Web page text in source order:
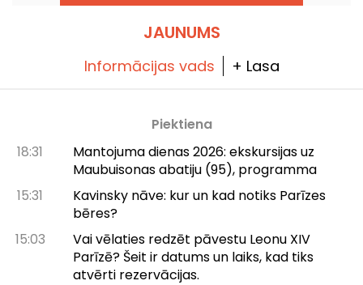
JAUNUMS
Informācijas vads + Lasa
Piektiena
18:31
Mantojuma dienas 2026: ekskursijas uz
Maubuisonas abatiju (95), programma
15:31
Kavinsky nāve: kur un kad notiks Parīzes
bēres?
15:03
Vai vēlaties redzēt pāvestu Leonu XIV
Parīzē? Šeit ir datums un laiks, kad tiks
atvērti rezervācijas.